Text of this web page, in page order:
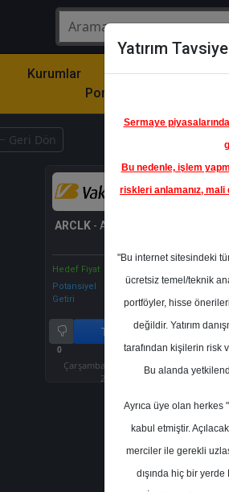
Kurumlar
Model
Portföy
Hisse
Geri Dön
ARCLK- ARÇELİK A.Ş.
Hedef Fiyat
Potansiyel
Getiri
%0.00
0
Tut
4
Çarşamba, 31 Temmuz
2024
Yatırım
Sermaye
Bu nedenle, işlem
riskleri anlamanız, mali
"Bu internet sitesindeki
ücretsiz temel/teknik
portföyler, hisse önerileri
değildir. Yatırım
tarafından kişilerin risk
Bu alanda
Ayrıca üye olan herkes
kabul etmiştir.
merciler ile gerekli
dışında hiç bir